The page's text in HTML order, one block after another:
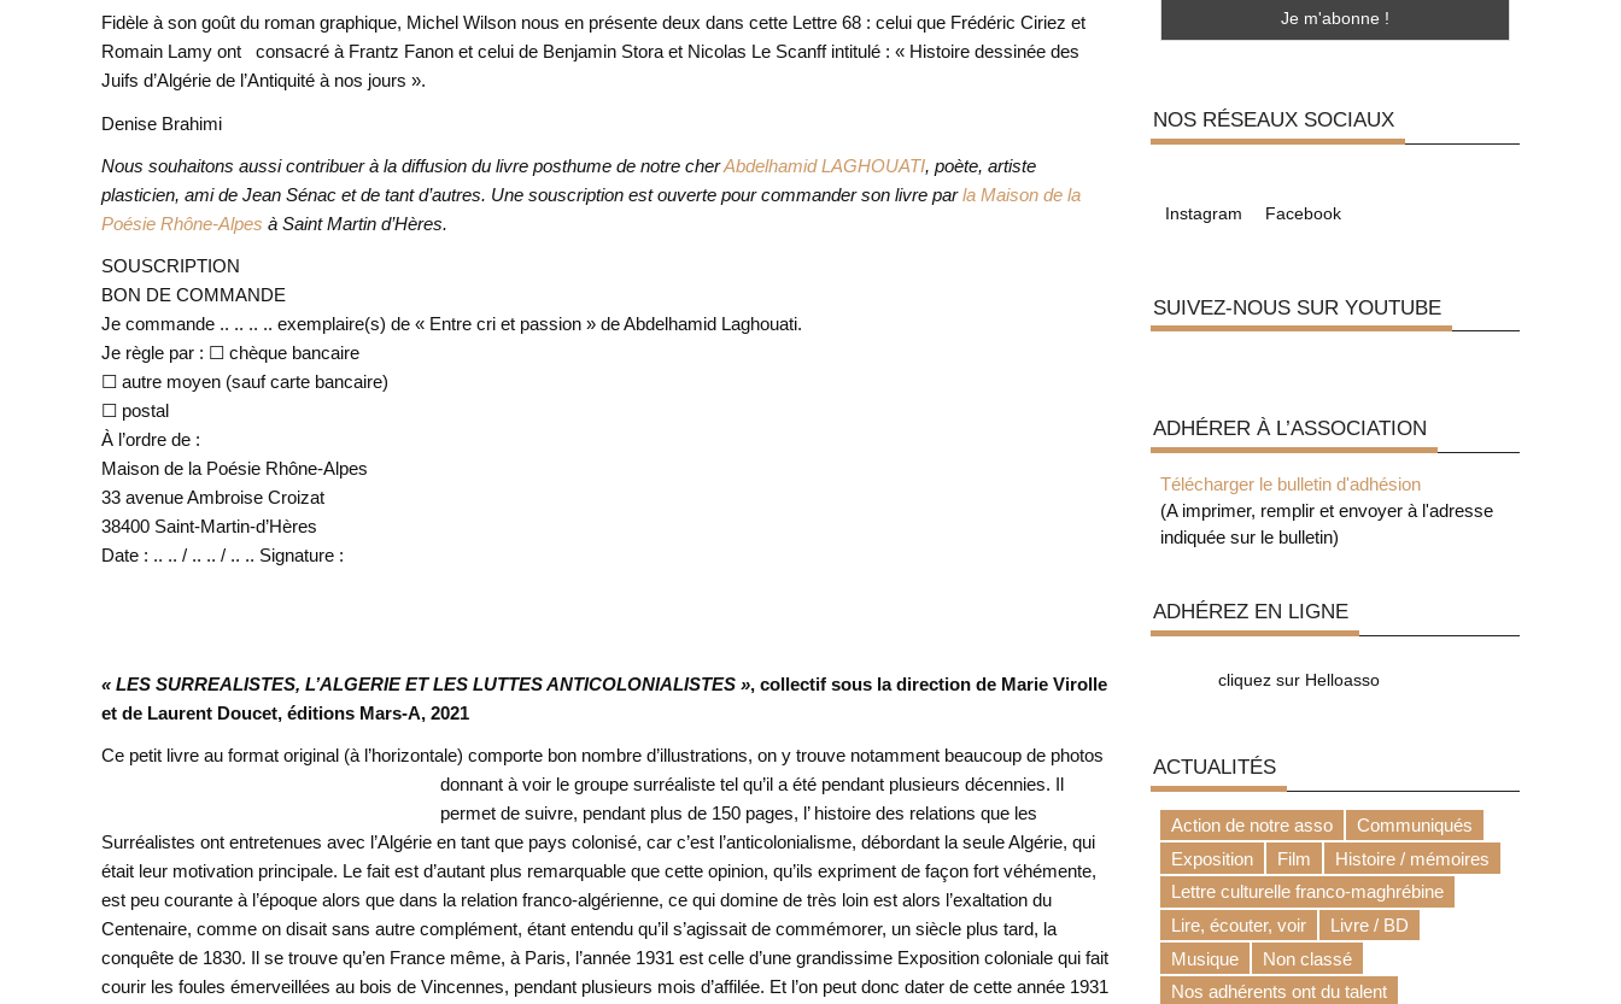
Fidèle à son goût du roman graphique, Michel Wilson nous en présente deux dans cette Lettre 68 : celui que Frédéric Ciriez et
Romain Lamy ont consacré à Frantz Fanon et celui de Benjamin Stora et Nicolas Le Scanff intitulé : « Histoire dessinée des
Juifs d’Algérie de l’Antiquité à nos jours ».
Denise Brahimi
Nous souhaitons aussi contribuer à la diffusion du livre posthume de notre cherAbdelhamid LAGHOUATI, poète, artiste
plasticien, ami de Jean Sénac et de tant d’autres. Une souscription est ouverte pour commander son livre parla Maison de la
Poésie Rhône-Alpes à Saint Martin d’Hères.
SOUSCRIPTION
BON DE COMMANDE
Je commande .. .. .. .. exemplaire(s) de « Entre cri et passion » de Abdelhamid Laghouati.
Je règle par : ☐ chèque bancaire
☐ autre moyen (sauf carte bancaire)
☐ postal
À l’ordre de :
Maison de la Poésie Rhône-Alpes
33 avenue Ambroise Croizat
38400 Saint-Martin-d’Hères
Date : .. .. / .. .. / .. .. Signature :
« LES SURREALISTES, L’ALGERIE ET LES LUTTES ANTICOLONIALISTES », collectif sous la direction de Marie Virolle
et de Laurent Doucet, éditions Mars-A, 2021
Ce petit livre au format original (à l’horizontale) comporte bon nombre d’illustrations, on y trouve notamment beaucoup de photos
donnant à voir le groupe surréaliste tel qu’il a été pendant plusieurs décennies. Il
permet de suivre, pendant plus de 150 pages, l’ histoire des relations que les
Surréalistes ont entretenues avec l’Algérie en tant que pays colonisé, car c’est l’anticolonialisme, débordant la seule Algérie, qui
était leur motivation principale. Le fait est d’autant plus remarquable que cette opinion, qu’ils expriment de façon fort véhémente,
est peu courante à l’époque alors que dans la relation franco-algérienne, ce qui domine de très loin est alors l’exaltation du
Centenaire, comme on disait sans autre complément, étant entendu qu’il s’agissait de commémorer, un siècle plus tard, la
conquête de 1830. Il se trouve qu’en France même, à Paris, l’année 1931 est celle d’une grandissime Exposition coloniale qui fait
courir les foules émerveillées au bois de Vincennes, pendant plusieurs mois d’affilée. Et l’on peut donc dater de cette année 1931
NOS RÉSEAUX SOCIAUX
Instagram Facebook
SUIVEZ-NOUS SUR YOUTUBE
ADHÉRER À L’ASSOCIATION
Télécharger le bulletin d'adhésion
(A imprimer, remplir et envoyer à l'adresse
indiquée sur le bulletin)
ADHÉREZ EN LIGNE
cliquez sur Helloasso
ACTUALITÉS
Action de notre asso
Communiqués
Exposition
Film
Histoire / mémoires
Lettre culturelle franco-maghrébine
Lire, écouter, voir
Livre / BD
Musique
Non classé
Nos adhérents ont du talent